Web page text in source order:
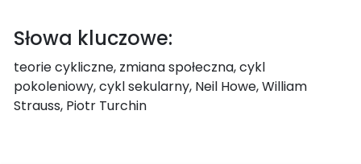
Słowa kluczowe:
teorie cykliczne, zmiana społeczna, cykl
pokoleniowy, cykl sekularny, Neil Howe, William
Strauss, Piotr Turchin